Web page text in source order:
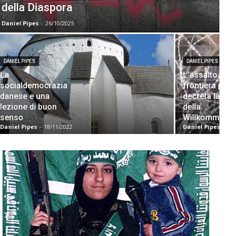
della Diaspora
Daniel Pipes - 26/10/2025
DANIEL PIPES
La
socialdemocrazia
danese e una
lezione di buon
senso
Daniel Pipes - 18/11/2022
DANIEL PIPES
L’assalto
frontiera
decreta la
della
Daniel Pipes